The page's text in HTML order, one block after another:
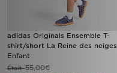
adidas Originals Ensemble T-
shirt/short La Reine des neiges
Enfant
Était55,00€